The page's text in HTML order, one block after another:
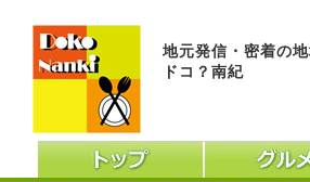
地元発信・密着の
ドコ？南紀
トップ グル